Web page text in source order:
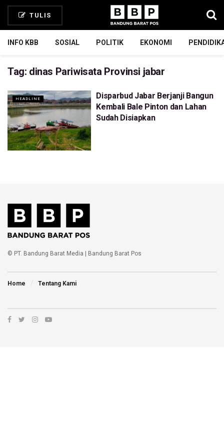
TULIS
INFO KBB SOSIAL POLITIK EKONOMI
Tag: dinas Pariwisata Provinsi jabar
HEADLINE
Disparbud Jabar Berjanji Bangun
Kembali Bale Pinton dan Lahan
Sudah Disiapkan
© PT. Bandung Barat Media | Bandung Barat Pos
Home Tentang Kami